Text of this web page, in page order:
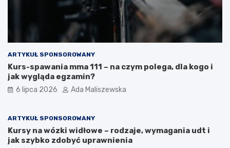
ARTYKUŁ SPONSOROWANY
Kurs-spawania mma 111 – na czym polega, dla kogo i
jak wygląda egzamin?
6 lipca 2026 Ada Maliszewska
ARTYKUŁ SPONSOROWANY
Kursy na wózki widłowe – rodzaje, wymagania udt i
jak szybko zdobyć uprawnienia